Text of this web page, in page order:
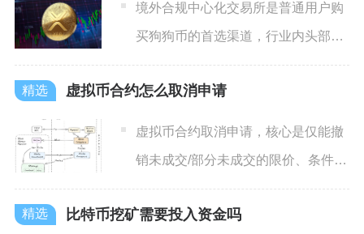
境外合规中心化交易所是普通用户购
买狗狗币的首选渠道，行业内头部平
台均长期上线DOGE主流交
虚拟币合约怎么取消申请
虚拟币合约取消申请，核心是仅能撤
销未成交/部分未成交的限价、条件委
托单，市价单一旦提交撮合
比特币挖矿需要投入资金吗